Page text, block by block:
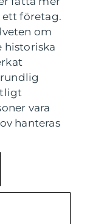
ett företag.
om
historiska
vara
hanteras